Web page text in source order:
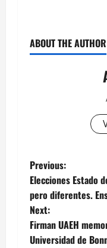
ABOUT THE AUTHOR
Post
navigation
Previous:
Elecciones Estado
pero diferentes.
Next:
Firman UAEH
Universidad de